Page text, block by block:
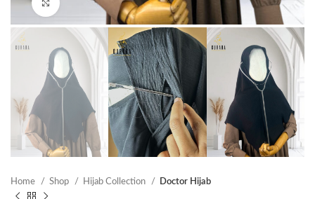
Click to enlarge
Home Shop Hijab Collection Doctor Hijab